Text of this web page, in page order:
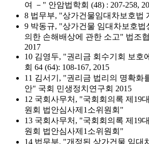
여 －" 안암법학회 (48) : 207-258,
8 법무부, "상가건물임대차보호법
9 박동규, "상가건물 임대차보호법
의한 손해배상에 관한 소고" 법조
2017
10 김영두, "권리금 회수기회 보호
회 64 (64): 108-167, 2015
11 김서기, "권리금 법리의 명확화
안" 국회 민생정치연구회 2015
12 국회사무처, "국회회의록 제19
원회 법안심사제1소위원회"
13 국회사무처, "국회회의록 제19
원회 법안심사제1소위원회"
14 법무부, "개정된 상가건물 임대